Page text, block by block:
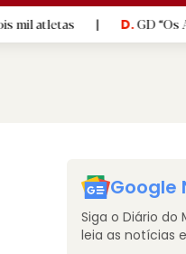
| D.GD “Os
Google
Siga o Diário do
leia as notícias